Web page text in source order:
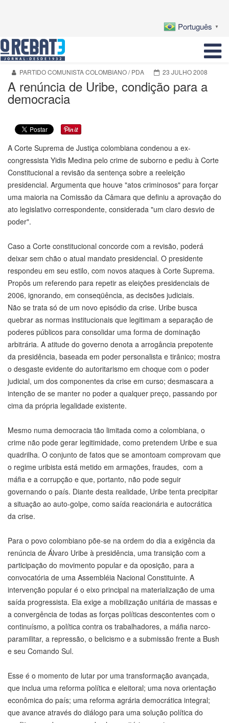
Português ▼
PARTIDO COMUNISTA COLOMBIANO / PDA 23 JULHO 2008
A renúncia de Uribe, condição para a
democracia
A Corte Suprema de Justiça colombiana condenou a ex-
congressista Yidis Medina pelo crime de suborno e pediu à Corte
Constitucional a revisão da sentença sobre a reeleição
presidencial. Argumenta que houve "atos criminosos" para forçar
uma maioria na Comissão da Câmara que definiu a aprovação do
ato legislativo correspondente, considerada "um claro desvio de
poder".
Caso a Corte constitucional concorde com a revisão, poderá
deixar sem chão o atual mandato presidencial. O presidente
respondeu em seu estilo, com novos ataques à Corte Suprema.
Propôs um referendo para repetir as eleições presidenciais de
2006, ignorando, em conseqüência, as decisões judiciais.
Não se trata só de um novo episódio da crise. Uribe busca
quebrar as normas institucionais que legitimam a separação de
poderes públicos para consolidar uma forma de dominação
arbitrária. A atitude do governo denota a arrogância prepotente
da presidência, baseada em poder personalista e tirânico; mostra
o desgaste evidente do autoritarismo em choque com o poder
judicial, um dos componentes da crise em curso; desmascara a
intenção de se manter no poder a qualquer preço, passando por
cima da própria legalidade existente.
Mesmo numa democracia tão limitada como a colombiana, o
crime não pode gerar legitimidade, como pretendem Uribe e sua
quadrilha. O conjunto de fatos que se amontoam comprovam que
o regime uribista está metido em armações, fraudes, com a
máfia e a corrupção e que, portanto, não pode seguir
governando o país. Diante desta realidade, Uribe tenta precipitar
a situação ao auto-golpe, como saída reacionária e autocrática
da crise.
Para o povo colombiano põe-se na ordem do dia a exigência da
renúncia de Álvaro Uribe à presidência, uma transição com a
participação do movimento popular e da oposição, para a
convocatória de uma Assembléia Nacional Constituinte. A
intervenção popular é o eixo principal na materialização de uma
saída progressista. Ela exige a mobilização unitária de massas e
a convergência de todas as forças políticas descontentes com o
continuísmo, a política contra os trabalhadores, a máfia narco-
paramilitar, a repressão, o belicismo e a submissão frente a Bush
e seu Comando Sul.
Esse é o momento de lutar por uma transformação avançada,
que inclua uma reforma política e eleitoral; uma nova orientação
econômica do país; uma reforma agrária democrática integral;
que avance através do diálogo para uma solução política do